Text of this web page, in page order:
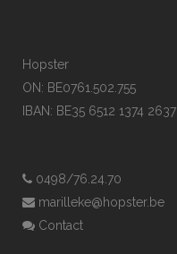
Hopster
ON: BE0761.502.755
IBAN: BE35 6512 1374 2637
0498/76.24.70
marilleke@hopster.be
Contact